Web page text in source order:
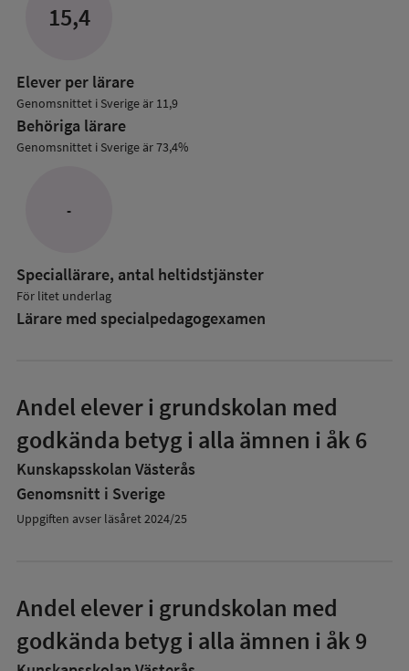
15,4
Elever per lärare
Genomsnittet i Sverige är 11,9
Behöriga lärare
Genomsnittet i Sverige är 73,4%
-
Speciallärare, antal heltidstjänster
För litet underlag
Lärare med specialpedagog­examen
Andel elever i grundskolan med
godkända betyg i alla ämnen i åk 6
Kunskapsskolan Västerås
Genomsnitt i Sverige
Uppgiften avser läsåret 2024/25
Andel elever i grundskolan med
godkända betyg i alla ämnen i åk 9